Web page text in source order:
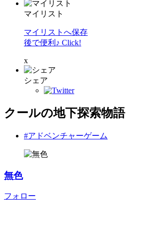
マイリスト
マイリストへ保存
後で便利♪ Click!
x
シェア
クールの地下探索物語
#アドベンチャーゲーム
無色
フォロー